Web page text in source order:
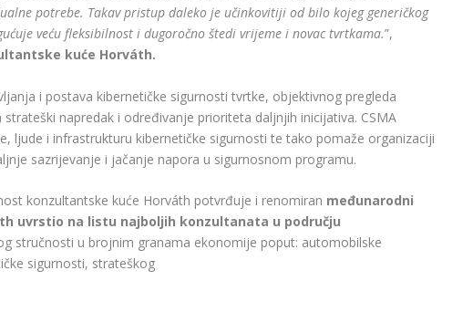
potrebe. Takav pristup daleko je učinkovitiji od bilo kojeg generičkog
veću fleksibilnost i dugoročno štedi vrijeme i novac tvrtkama.”,
kuće Horváth.
i postava kibernetičke sigurnosti tvrtke, objektivnog pregleda
napredak i određivanje prioriteta daljnjih inicijativa. CSMA
ljude i infrastrukturu kibernetičke sigurnosti te tako pomaže organizaciji
sazrijevanje i jačanje napora u sigurnosnom programu.
konzultantske kuće Horváth potvrđuje i renomiran međunarodni
uvrstio na listu najboljih konzultanata u području
stručnosti u brojnim granama ekonomije poput: automobilske
sigurnosti, strateškog